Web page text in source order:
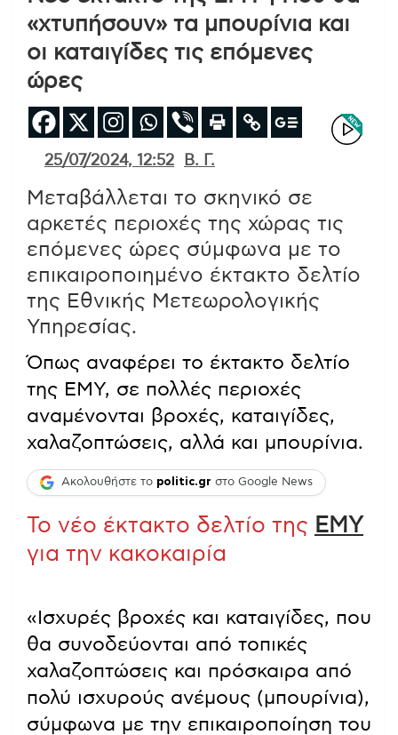
«χτυπήσουν» τα μπουρίνια και
οι καταιγίδες τις επόμενες
ώρες
25/07/2024, 12:52 Β. Γ.
Μεταβάλλεται το σκηνικό σε
αρκετές περιοχές της χώρας τις
επόμενες ώρες σύμφωνα με το
επικαιροποιημένο έκτακτο δελτίο
της Εθνικής Μετεωρολογικής
Υπηρεσίας.
Όπως αναφέρει το έκτακτο δελτίο
της ΕΜΥ , σε πολλές περιοχές
αναμένονται βροχές, καταιγίδες,
χαλαζοπτώσεις, αλλά και μπουρίνια.
Ακολουθήστε το politic.gr στο Google News
Το νέο έκτακτο δελτίο της ΕΜΥ
για την κακοκαιρία
«Ισχυρές βροχές και καταιγίδες, που
θα συνοδεύονται από τοπικές
χαλαζοπτώσεις και πρόσκαιρα από
πολύ ισχυρούς ανέμους (μπουρίνια),
σύμφωνα με την επικαιροποίηση του